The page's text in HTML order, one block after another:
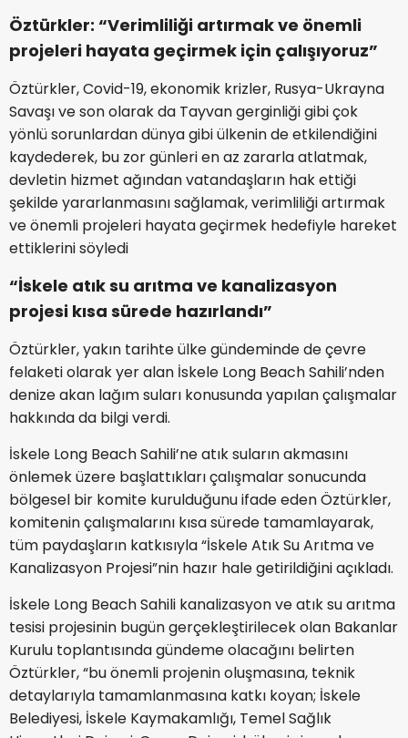
Öztürkler: “Verimliliği artırmak ve önemli
projeleri hayata geçirmek için çalışıyoruz”
Öztürkler, Covid-19, ekonomik krizler, Rusya-Ukrayna
Savaşı ve son olarak da Tayvan gerginliği gibi çok
yönlü sorunlardan dünya gibi ülkenin de etkilendiğini
kaydederek, bu zor günleri en az zararla atlatmak,
devletin hizmet ağından vatandaşların hak ettiği
şekilde yararlanmasını sağlamak, verimliliği artırmak
ve önemli projeleri hayata geçirmek hedefiyle hareket
ettiklerini söyledi
“İskele atık su arıtma ve kanalizasyon
projesi kısa sürede hazırlandı”
Öztürkler, yakın tarihte ülke gündeminde de çevre
felaketi olarak yer alan İskele Long Beach Sahili’nden
denize akan lağım suları konusunda yapılan çalışmalar
hakkında da bilgi verdi.
İskele Long Beach Sahili’ne atık suların akmasını
önlemek üzere başlattıkları çalışmalar sonucunda
bölgesel bir komite kurulduğunu ifade eden Öztürkler,
komitenin çalışmalarını kısa sürede tamamlayarak,
tüm paydaşların katkısıyla “İskele Atık Su Arıtma ve
Kanalizasyon Projesi”nin hazır hale getirildiğini açıkladı.
İskele Long Beach Sahili kanalizasyon ve atık su arıtma
tesisi projesinin bugün gerçekleştirilecek olan Bakanlar
Kurulu toplantısında gündeme olacağını belirten
Öztürkler, “bu önemli projenin oluşmasına, teknik
detaylarıyla tamamlanmasına katkı koyan; İskele
Belediyesi, İskele Kaymakamlığı, Temel Sağlık